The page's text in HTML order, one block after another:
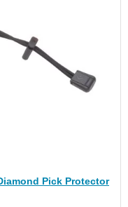
Pick Protector